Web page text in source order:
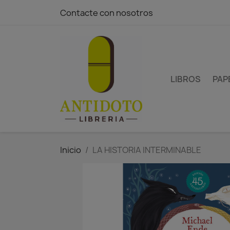
Contacte con nosotros
LIBROS
Inicio LA HISTORIA INTERMINABLE